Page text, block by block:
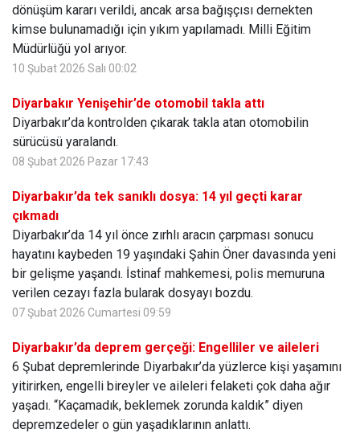
dönüşüm kararı verildi, ancak arsa bağışçısı dernekten
kimse bulunamadığı için yıkım yapılamadı. Milli Eğitim
Müdürlüğü yol arıyor.
10 Şubat 2026 Salı 00:02
Diyarbakır Yenişehir’de otomobil takla attı
Diyarbakır’da kontrolden çıkarak takla atan otomobilin
sürücüsü yaralandı.
08 Şubat 2026 Pazar 17:43
Diyarbakır’da tek sanıklı dosya: 14 yıl geçti karar
çıkmadı
Diyarbakır’da 14 yıl önce zırhlı aracın çarpması sonucu
hayatını kaybeden 19 yaşındaki Şahin Öner davasında yeni
bir gelişme yaşandı. İstinaf mahkemesi, polis memuruna
verilen cezayı fazla bularak dosyayı bozdu.
07 Şubat 2026 Cumartesi 09:59
Diyarbakır’da deprem gerçeği: Engelliler ve aileleri
6 Şubat depremlerinde Diyarbakır’da yüzlerce kişi yaşamını
yitirirken, engelli bireyler ve aileleri felaketi çok daha ağır
yaşadı. “Kaçamadık, beklemek zorunda kaldık” diyen
depremzedeler o gün yaşadıklarının anlattı.